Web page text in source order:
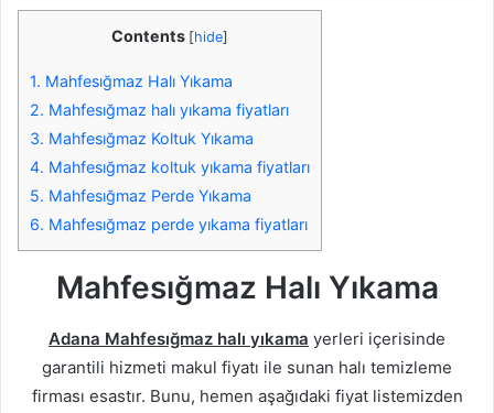
Contents [hide]
1. Mahfesığmaz Halı Yıkama
2. Mahfesığmaz halı yıkama fiyatları
3. Mahfesığmaz Koltuk Yıkama
4. Mahfesığmaz koltuk yıkama fiyatları
5. Mahfesığmaz Perde Yıkama
6. Mahfesığmaz perde yıkama fiyatları
Mahfesığmaz Halı Yıkama
Adana Mahfesığmaz halı yıkama yerleri içerisinde
garantili hizmeti makul fiyatı ile sunan halı temizleme
firması esastır. Bunu, hemen aşağıdaki fiyat listemizden